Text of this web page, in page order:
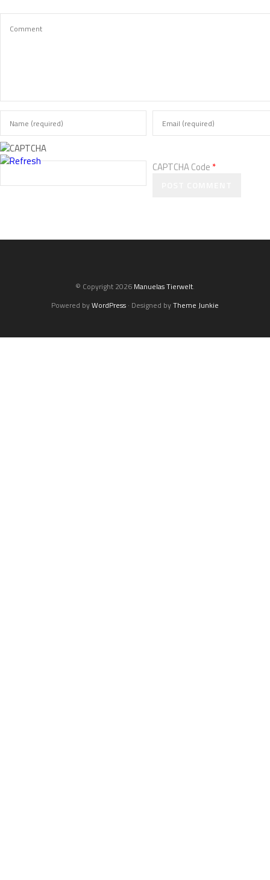
CAPTCHA Code *
© Copyright 2026 Manuelas Tierwelt.
Powered byWordPress · Designed byTheme Junkie